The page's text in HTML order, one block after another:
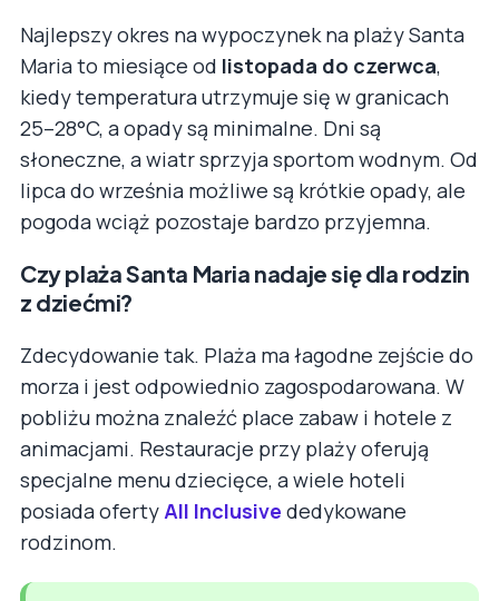
Najlepszy okres na wypoczynek na plaży Santa
Maria to miesiące od listopada do czerwca,
kiedy temperatura utrzymuje się w granicach
25–28°C, a opady są minimalne. Dni są
słoneczne, a wiatr sprzyja sportom wodnym. Od
lipca do września możliwe są krótkie opady, ale
pogoda wciąż pozostaje bardzo przyjemna.
Czy plaża Santa Maria nadaje się dla rodzin
z dziećmi?
Zdecydowanie tak. Plaża ma łagodne zejście do
morza i jest odpowiednio zagospodarowana. W
pobliżu można znaleźć place zabaw i hotele z
animacjami. Restauracje przy plaży oferują
specjalne menu dziecięce, a wiele hoteli
posiada ofertyAll Inclusive dedykowane
rodzinom.